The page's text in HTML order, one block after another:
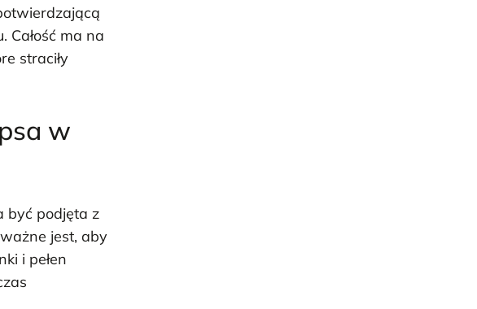
Całość ma na
straciły
w
być podjęta z
jest, aby
i pełen